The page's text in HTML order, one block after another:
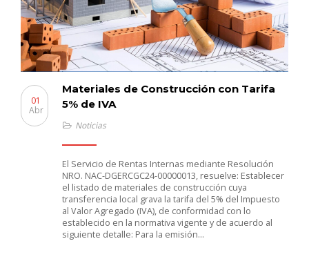
Materiales de Construcción con Tarifa
5% de IVA
01
Abr
Noticias
El Servicio de Rentas Internas mediante Resolución
NRO. NAC-DGERCGC24-00000013, resuelve: Establecer
el listado de materiales de construcción cuya
transferencia local grava la tarifa del 5% del Impuesto
al Valor Agregado (IVA), de conformidad con lo
establecido en la normativa vigente y de acuerdo al
siguiente detalle: Para la emisión…